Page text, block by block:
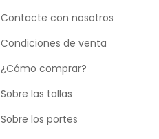
Contacte con nosotros
Condiciones de venta
¿Cómo comprar?
Sobre las tallas
Sobre los portes